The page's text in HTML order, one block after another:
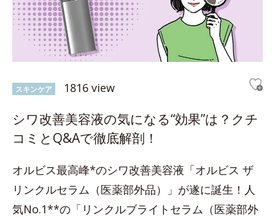
スキンケア 1816 view
シワ改善美容液の気になる“効果”は？クチ
コミとQ&Aで徹底解剖！
オルビス最高峰*のシワ改善美容液「オルビス ザ
リンクルセラム（医薬部外品）」が遂に誕生！人
気No.1**の「リンクルブライトセラム（医薬部外